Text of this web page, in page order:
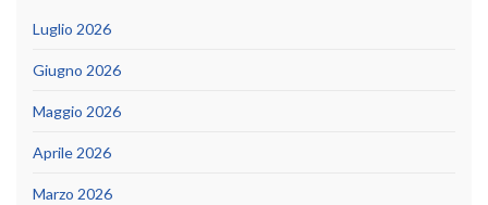
Luglio 2026
Giugno 2026
Maggio 2026
Aprile 2026
Marzo 2026